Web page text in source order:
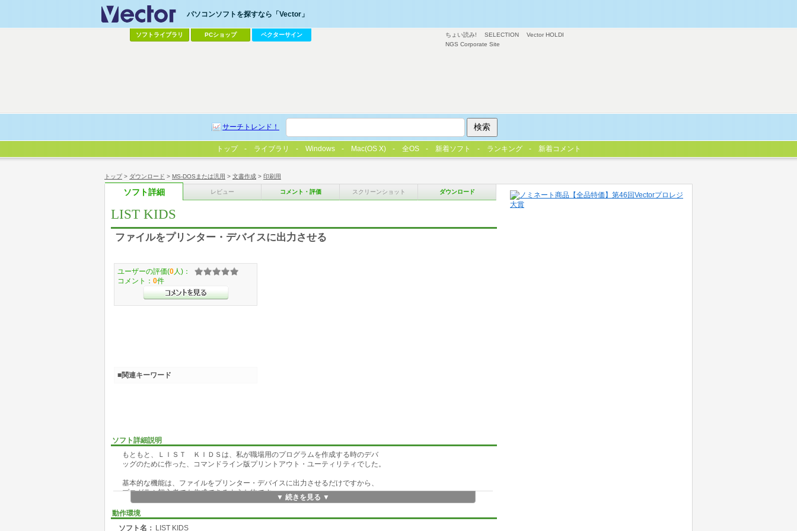
トップ> ダウンロード > MS-DOSまたは汎用 > 文書作成 > 印刷用
ソフト詳細 レビュー コメント・評価 スクリーンショット ダウンロード
LIST KIDS
ファイルをプリンター・デバイスに出力させる
ソフト詳細説明
もともと、ＬＩＳＴ ＫＩＤＳは、私が職場用のプログラムを作成する時のデバ
ッグのために作った、コマンドライン版プリントアウト・ユーティリティでした。
基本的な機能は、ファイルをプリンター・デバイスに出力させるだけですから、
プログラム初心者でも作成できるような物です。
ＰＲＴ等、印刷ユーティリティとしては、多くの機能を持ったすばらしい物があ
りますが、システムが大きすぎて「ちょっと印刷を・・」と言うわけにいきませ
▼ 続きを見る ▼
動作環境
ソフト名： LIST KIDS
ユーザーの評価(0 人)：
コメント： 0件
■関連キーワード
ちょい読み! SELECTION
Vector HOLDI
NGS Corporate Site
パソコンソフトを探すなら「Vector」
ソフトライブラリ PCショップ ベクターサイン
サーチトレンド！
トップ ライブラリ Windows Mac(OS X) 全OS 新着ソフト ランキング 新着コメント